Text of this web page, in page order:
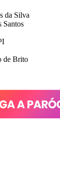
da Silva
Santos
de Brito